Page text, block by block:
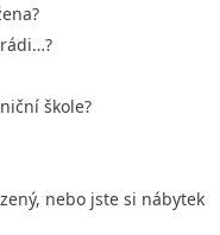
škole?
nebo jste si nábytek